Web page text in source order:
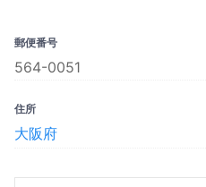
郵便番号
564-0051
住所
大阪府‎